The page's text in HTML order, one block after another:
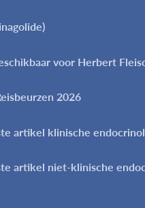
voor Herbert
2026
artikel klinische
artikel niet-klinische